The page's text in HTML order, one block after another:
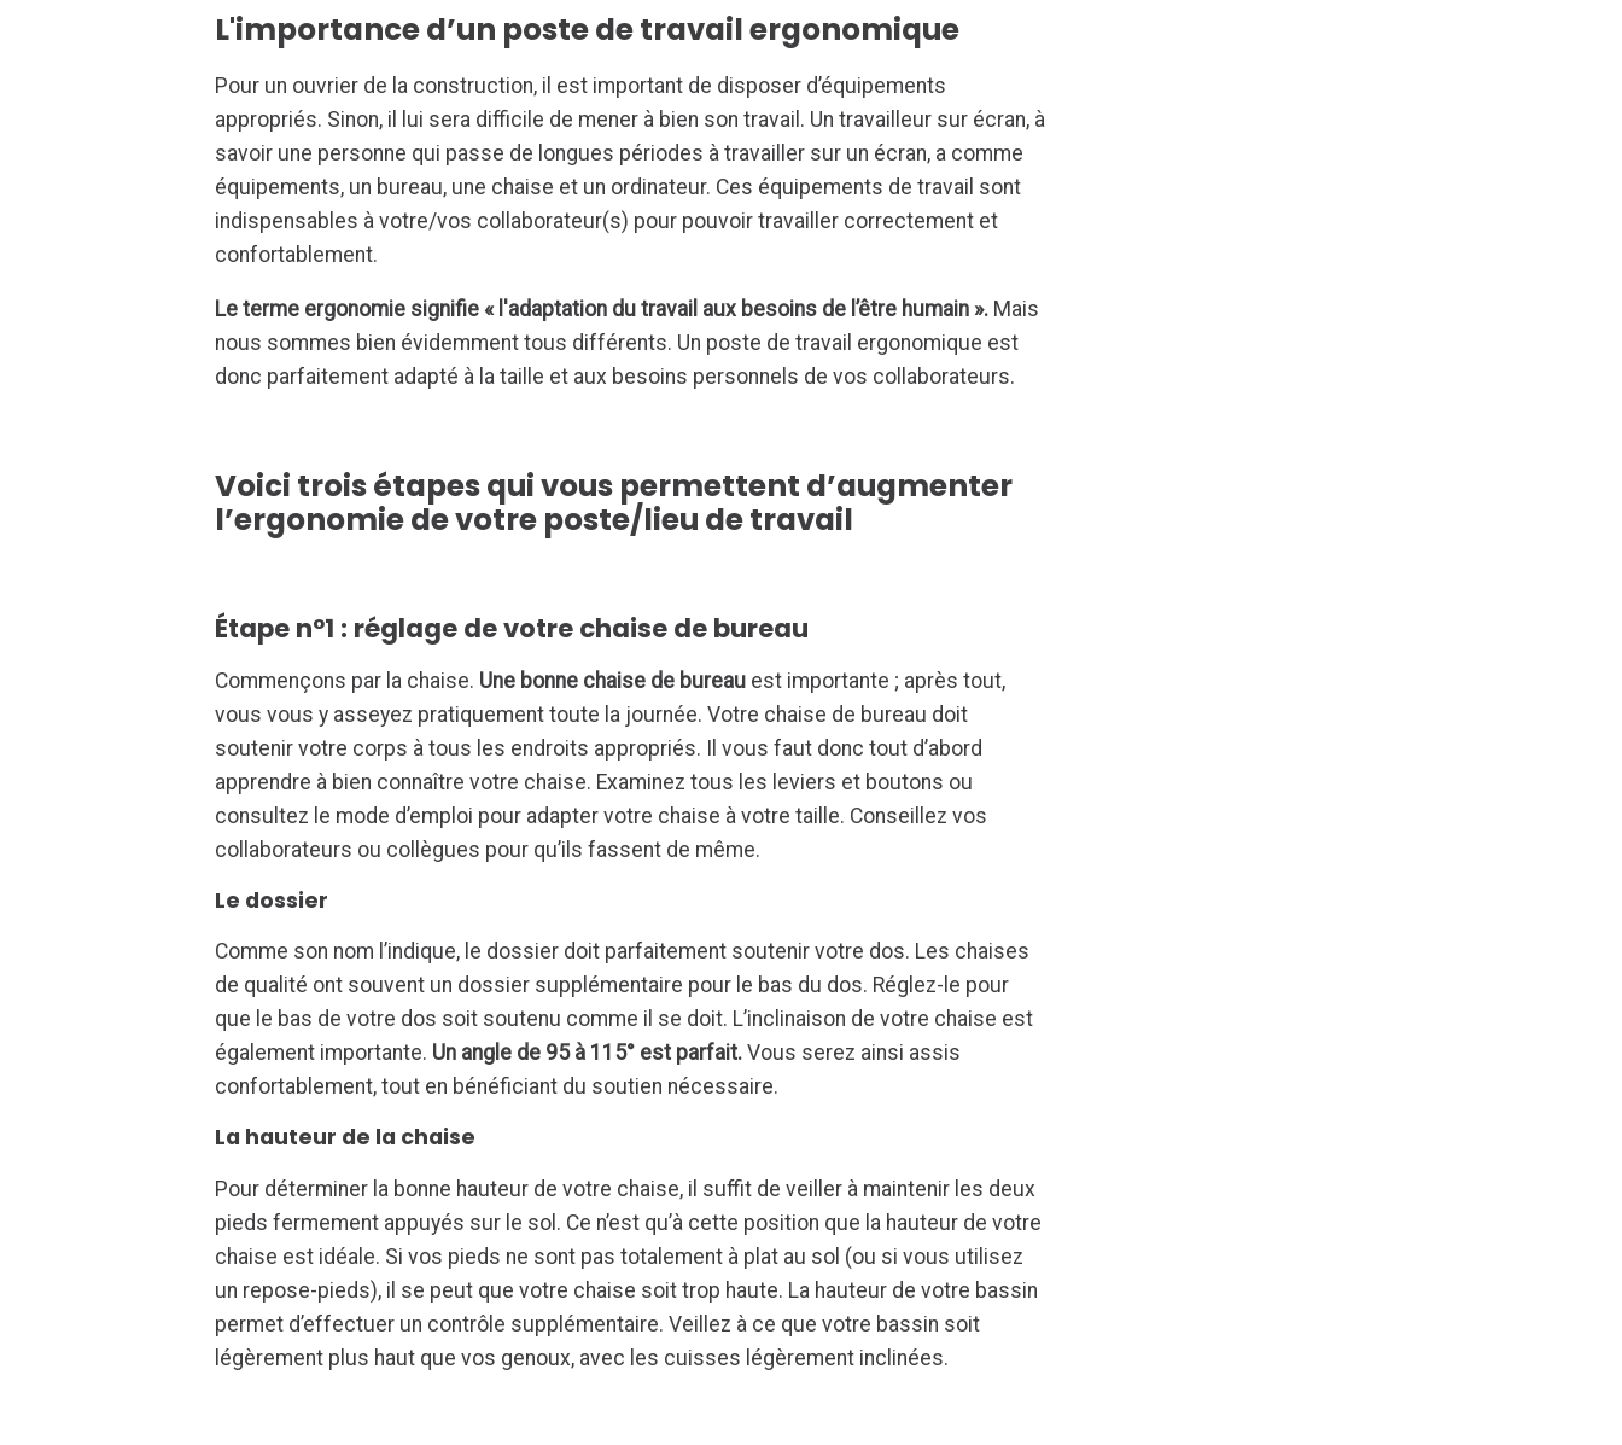
L'importance d’un poste de travail ergonomique
Pour un ouvrier de la construction, il est important de disposer d’équipements
appropriés. Sinon, il lui sera difficile de mener à bien son travail. Un travailleur sur écran, à
savoir une personne qui passe de longues périodes à travailler sur un écran, a comme
équipements, un bureau, une chaise et un ordinateur. Ces équipements de travail sont
indispensables à votre/vos collaborateur(s) pour pouvoir travailler correctement et
confortablement.
Le terme ergonomie signifie « l'adaptation du travail aux besoins de l’être humain ». Mais
nous sommes bien évidemment tous différents. Un poste de travail ergonomique est
donc parfaitement adapté à la taille et aux besoins personnels de vos collaborateurs.
Voici trois étapes qui vous permettent d’augmenter
l’ergonomie de votre poste/lieu de travail
Étape n°1 : réglage de votre chaise de bureau
Commençons par la chaise. Une bonne chaise de bureau est importante ; après tout,
vous vous y asseyez pratiquement toute la journée. Votre chaise de bureau doit
soutenir votre corps à tous les endroits appropriés. Il vous faut donc tout d’abord
apprendre à bien connaître votre chaise. Examinez tous les leviers et boutons ou
consultez le mode d’emploi pour adapter votre chaise à votre taille. Conseillez vos
collaborateurs ou collègues pour qu’ils fassent de même.
Le dossier
Comme son nom l’indique, le dossier doit parfaitement soutenir votre dos. Les chaises
de qualité ont souvent un dossier supplémentaire pour le bas du dos. Réglez-le pour
que le bas de votre dos soit soutenu comme il se doit. L’inclinaison de votre chaise est
également importante. Un angle de 95 à 115° est parfait. Vous serez ainsi assis
confortablement, tout en bénéficiant du soutien nécessaire.
La hauteur de la chaise
Pour déterminer la bonne hauteur de votre chaise, il suffit de veiller à maintenir les deux
pieds fermement appuyés sur le sol. Ce n’est qu’à cette position que la hauteur de votre
chaise est idéale. Si vos pieds ne sont pas totalement à plat au sol (ou si vous utilisez
un repose-pieds), il se peut que votre chaise soit trop haute. La hauteur de votre bassin
permet d’effectuer un contrôle supplémentaire. Veillez à ce que votre bassin soit
légèrement plus haut que vos genoux, avec les cuisses légèrement inclinées.